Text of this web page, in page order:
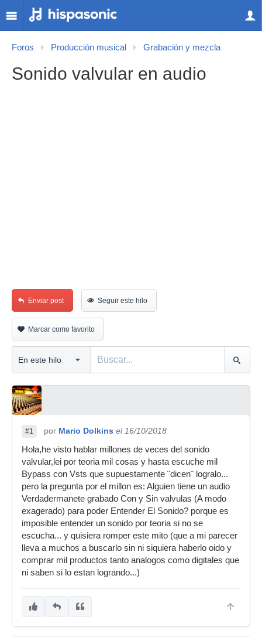
Foros Producción musical Grabación y mezcla
Sonido valvular en audio
Enviar post Seguir este hilo
Marcar como favorito
#1 por Mario Dolkins el 16/10/2018
Hola,he visto hablar millones de veces del sonido
valvular,lei por teoria mil cosas y hasta escuche mil
Bypass con Vsts que supuestamente ¨dicen¨ logralo...
pero la pregunta por el millon es: Alguien tiene un audio
Verdadermanete grabado Con y Sin valvulas (A modo
exagerado) para poder Entender El Sonido? porque es
imposible entender un sonido por teoria si no se
escucha... y quisiera romper este mito (que a mi parecer
lleva a muchos a buscarlo sin ni siquiera haberlo oido y
comprar mil productos tanto analogos como digitales que
ni saben si lo estan logrando...)